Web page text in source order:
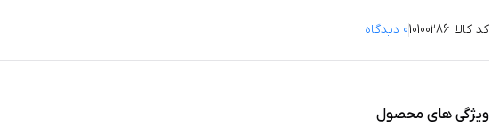
کد کالا: 10100286 0 دیدگاه
ویژگی های محصول